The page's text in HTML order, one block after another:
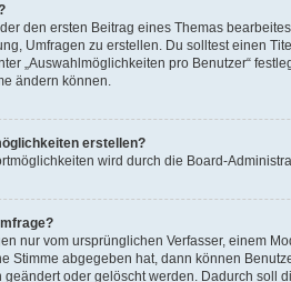
den ersten Beitrag eines Themas
Umfragen zu erstellen. Du solltest einen
„Auswahlmöglichkeiten pro Benutzer“
ändern können.
erstellen?
wird durch die Board-
nur vom ursprünglichen Verfasser, einem
Stimme abgegeben hat, dann können
oder gelöscht werden. Dadurch soll